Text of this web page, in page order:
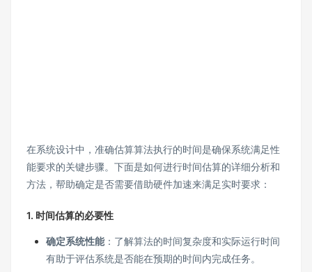
在系统设计中，准确估算算法执行的时间是确保系统满足性
能要求的关键步骤。下面是如何进行时间估算的详细分析和
方法，帮助确定是否需要借助硬件加速来满足实时要求：
1. 时间估算的必要性
确定系统性能：了解算法的时间复杂度和实际运行时间
有助于评估系统是否能在预期的时间内完成任务。